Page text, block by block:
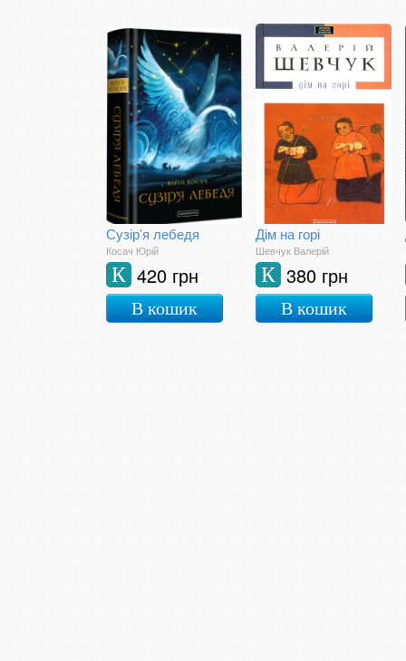
Сузір’я лебедя
Косач Юрій
420 грн
К
В кошик
Дім на горі
Шевчук Валерій
380 грн
К
В кошик